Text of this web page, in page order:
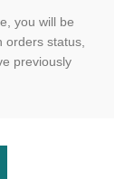
you will be
status,
previously